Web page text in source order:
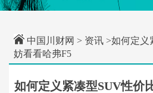
中国川财网 > 资讯 >如何定义
妨看看哈弗F5
如何定义紧凑型SUV性价